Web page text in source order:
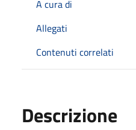
A cura di
Allegati
Contenuti correlati
Descrizione